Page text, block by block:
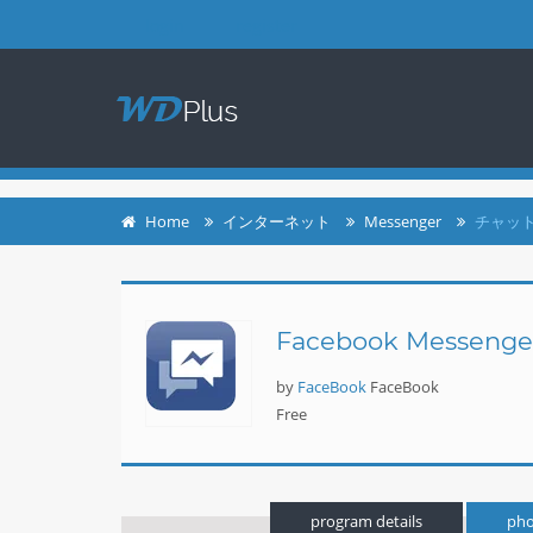
Home インターネット Messenger チャッ
Facebook
by FaceBook FaceBook
Free
program details